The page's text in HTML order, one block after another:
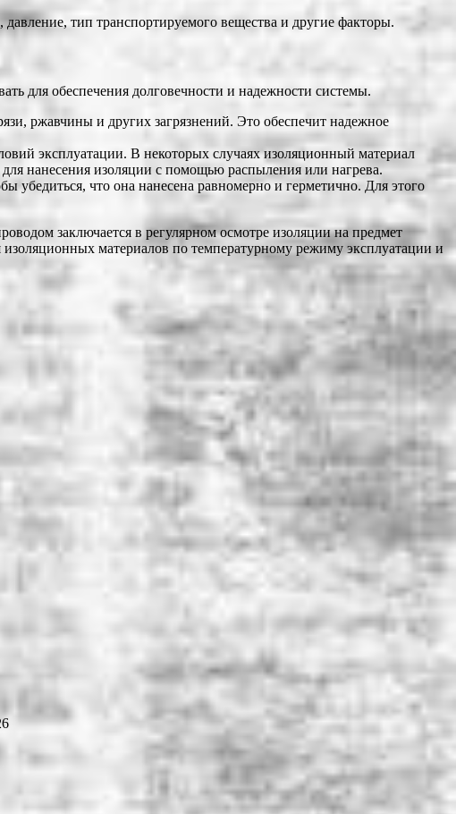
тип транспортируемого вещества и другие факторы.
для обеспечения долговечности и надежности системы.
ржавчины и других загрязнений. Это обеспечит надежное
эксплуатации. В некоторых случаях изоляционный материал
нанесения изоляции с помощью распыления или нагрева.
убедиться, что она нанесена равномерно и герметично. Для этого
заключается в регулярном осмотре изоляции на предмет
материалов по температурному режиму эксплуатации и